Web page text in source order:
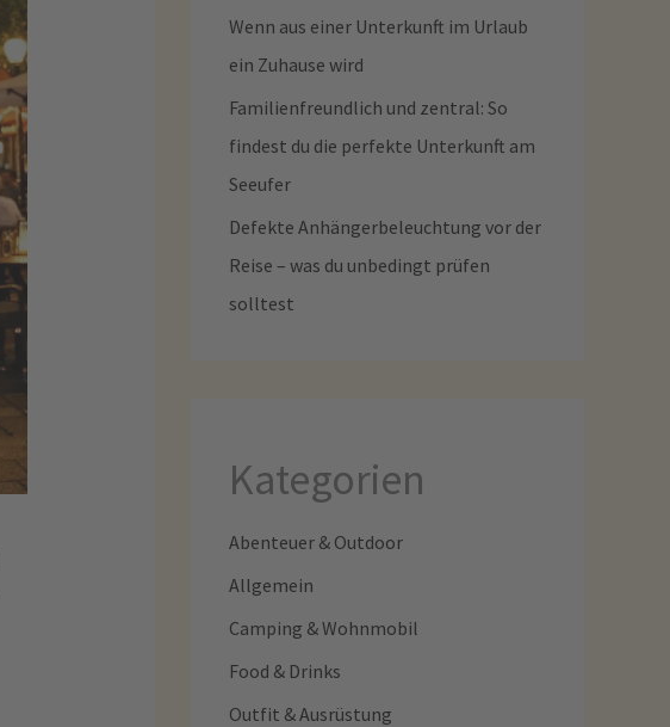
Wenn aus einer Unterkunft im Urlaub
ein Zuhause wird
Familienfreundlich und zentral: So
findest du die perfekte Unterkunft am
Seeufer
Defekte Anhängerbeleuchtung vor der
Reise – was du unbedingt prüfen
solltest
Kategorien
Abenteuer & Outdoor
Allgemein
Camping & Wohnmobil
Food & Drinks
Outfit & Ausrüstung